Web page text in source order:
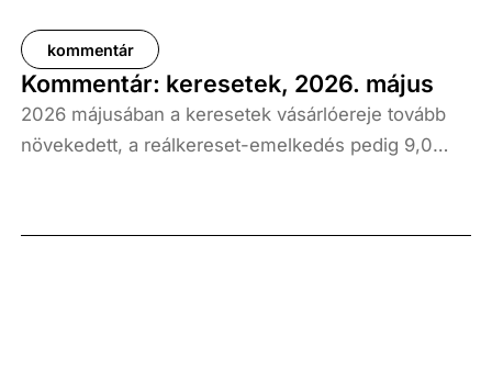
kommentár
Kommentár: keresetek, 2026. május
2026 májusában a keresetek vásárlóereje tovább
növekedett, a reálkereset-emelkedés pedig 9,0
százalékot, a nettóé 11,0 százalékot tett ki, emellett